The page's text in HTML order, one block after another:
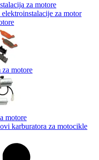
za motore
za motore
motore